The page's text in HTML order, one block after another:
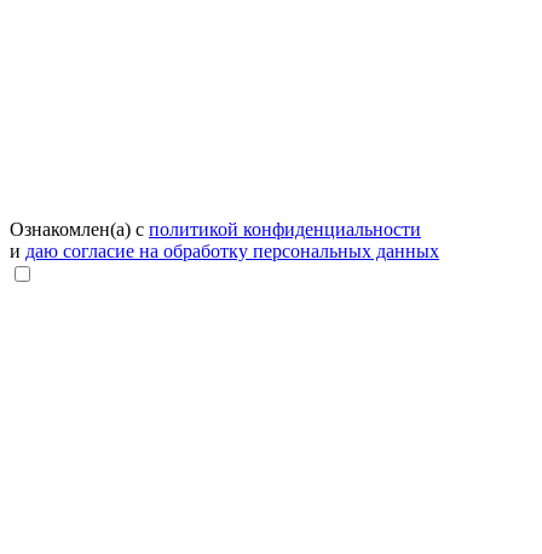
Ознакомлен(а) с политикой конфиденциальности
и даю согласие на обработку персональных данных